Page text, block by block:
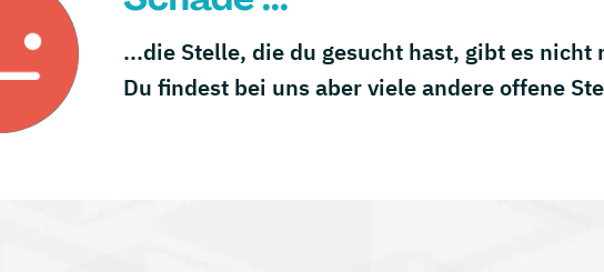
...die Stelle, die du gesucht hast, gibt es nicht
Du findest bei uns aber viele andere offene